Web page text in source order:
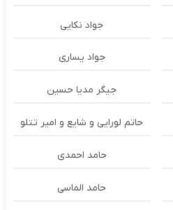
جواد نکایی
جواد یساری
جیگر مدیا حسین
حاتم لورایی و شایع و امیر تتلو
حامد احمدی
حامد الماسی